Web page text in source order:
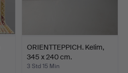
ORIENTTEPPICH. Kelim,
345 x 240 cm.
3 Std 15 Min